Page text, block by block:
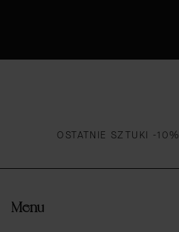
OSTATNIE SZTUKI -10%
Menu